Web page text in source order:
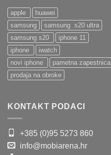
apple
huawei
samsung
samsung s20 ultra
samsung s20
iphone 11
iphone
iwatch
novi iphone
pametna zapestnica
prodaja na obroke
KONTAKT PODACI
+385 (0)95 5273 860
info@mobiarena.hr